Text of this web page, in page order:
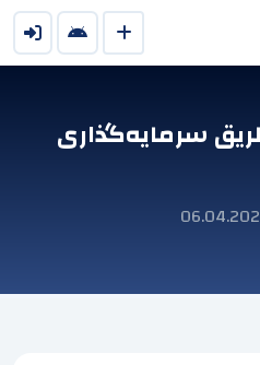
سرمایه‌گذاری